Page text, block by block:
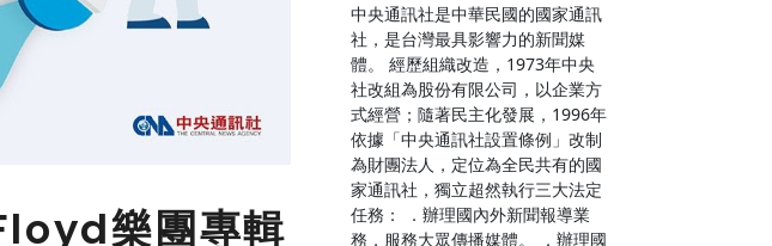
樂團專輯
中央通訊社是中華民國的國家通訊
社，是台灣最具影響力的新聞媒
體。 經歷組織改造，1973年中央
社改組為股份有限公司，以企業方
式經營；隨著民主化發展，1996年
依據「中央通訊社設置條例」改制
為財團法人，定位為全民共有的國
家通訊社，獨立超然執行三大法定
任務： ．辦理國內外新聞報導業
務，服務大眾傳播媒體。 ．辦理國